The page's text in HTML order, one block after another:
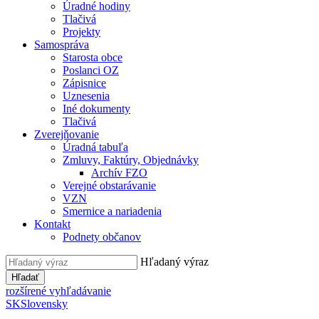
Úradné hodiny
Tlačivá
Projekty
Samospráva
Starosta obce
Poslanci OZ
Zápisnice
Uznesenia
Iné dokumenty
Tlačivá
Zverejňovanie
Úradná tabuľa
Zmluvy, Faktúry, Objednávky
Archív FZO
Verejné obstarávanie
VZN
Smernice a nariadenia
Kontakt
Podnety občanov
Hľadaný výraz
Hľadať
rozšírené vyhľadávanie
SKSlovensky